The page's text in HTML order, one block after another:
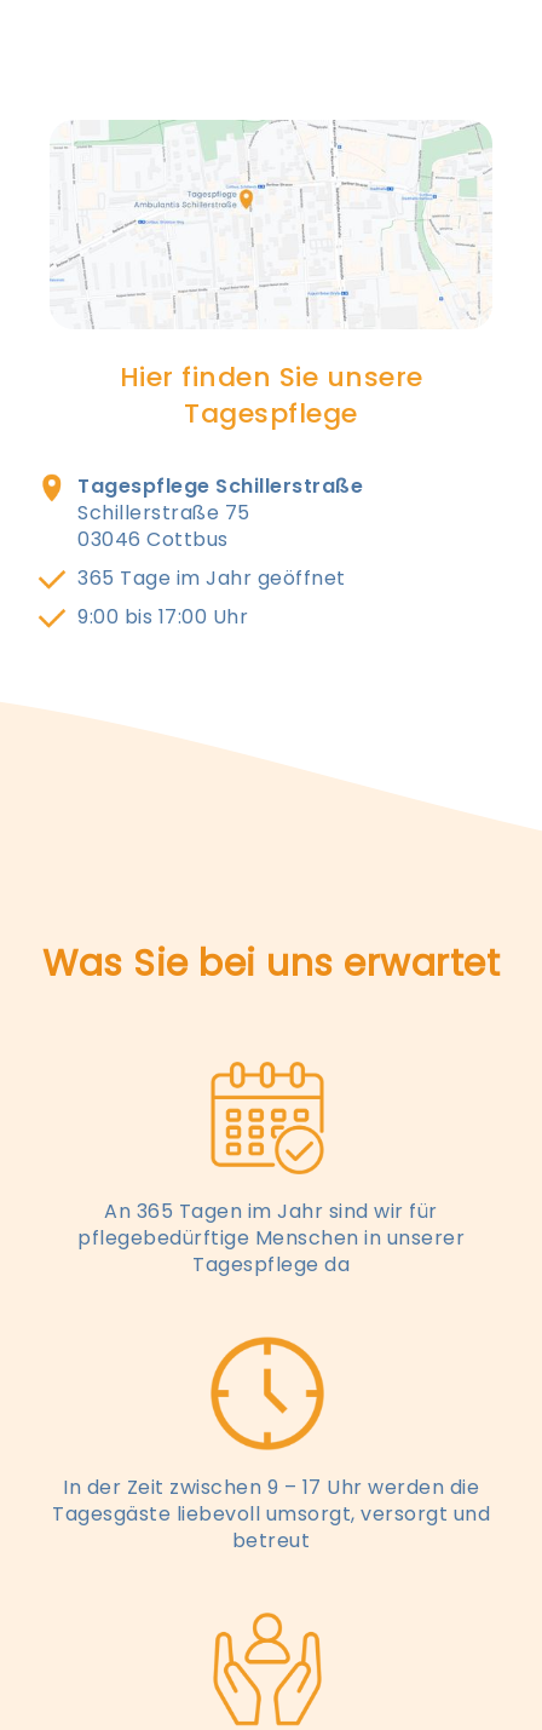
Hier finden Sie unsere
Tagespflege
Tagespflege Schillerstraße
Schillerstraße 75
03046 Cottbus
365 Tage im Jahr geöffnet
9:00 bis 17:00 Uhr
Was Sie bei uns erwartet
An 365 Tagen im Jahr sind wir für
pflegebedürftige Menschen in unserer
Tagespflege da
In der Zeit zwischen 9 – 17 Uhr werden die
Tagesgäste liebevoll umsorgt, versorgt und
betreut